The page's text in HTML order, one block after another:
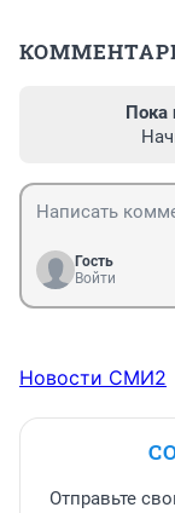
Пока
Гость
Войти
Новости СМИ2
Отправьте